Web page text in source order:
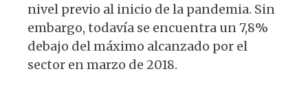
nivel previo al inicio de la pandemia. Sin
embargo, todavía se encuentra un 7,8%
debajo del máximo alcanzado por el
sector en marzo de 2018.